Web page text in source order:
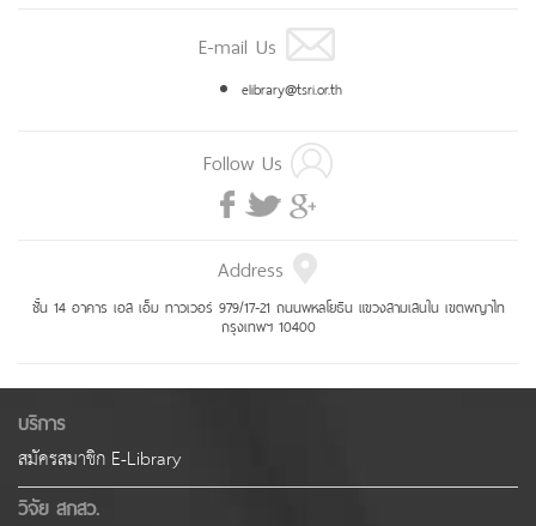
E-mail Us
elibrary@tsri.or.th
Follow Us
Address
ชั้น 14 อาคาร เอส เอ็ม ทาวเวอร์ 979/17-21 ถนนพหลโยธิน แขวงสามเสนใน เขตพญาไท
กรุงเทพฯ 10400
บริการ
สมัครสมาชิก E-Library
วิจัย สกสว.